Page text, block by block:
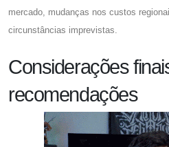
mercado, mudanças nos custos
circunstâncias imprevistas.
Considerações
recomendações